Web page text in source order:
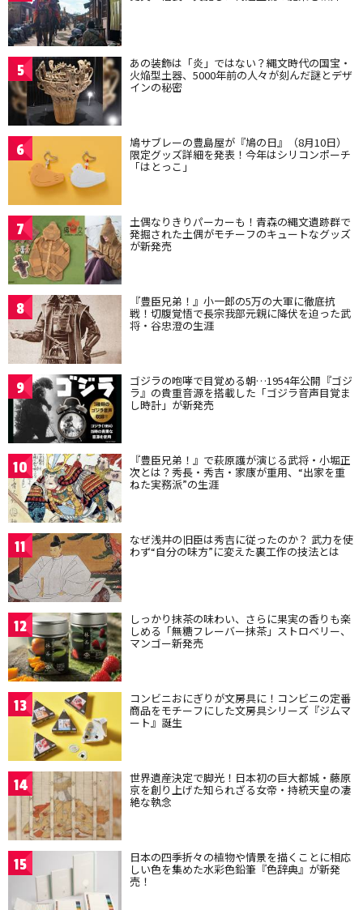
5 あの装飾は「炎」ではない？縄文時代の国宝・
火焔型土器、5000年前の人々が刻んだ謎とデザ
インの秘密
6 鳩サブレーの豊島屋が『鳩の日』（8月10日）
限定グッズ詳細を発表！今年はシリコンポーチ
「はとっこ」
7 土偶なりきりパーカーも！青森の縄文遺跡群で
発掘された土偶がモチーフのキュートなグッズ
が新発売
8 『豊臣兄弟！』小一郎の5万の大軍に徹底抗
戦！切腹覚悟で長宗我部元親に降伏を迫った武
将・谷忠澄の生涯
9 ゴジラの咆哮で目覚める朝…1954年公開『ゴジ
ラ』の貴重音源を搭載した「ゴジラ音声目覚ま
し時計」が新発売
10 『豊臣兄弟！』で萩原護が演じる武将・小堀正
次とは？秀長・秀吉・家康が重用、“出家を重
ねた実務派”の生涯
11 なぜ浅井の旧臣は秀吉に従ったのか？ 武力を使
わず“自分の味方”に変えた裏工作の技法とは
12 しっかり抹茶の味わい、さらに果実の香りも楽
しめる「無糖フレーバー抹茶」ストロベリー、
マンゴー新発売
13 コンビニおにぎりが文房具に！コンビニの定番
商品をモチーフにした文房具シリーズ『ジムマ
ート』誕生
14 世界遺産決定で脚光！日本初の巨大都城・藤原
京を創り上げた知られざる女帝・持統天皇の凄
絶な執念
15 日本の四季折々の植物や情景を描くことに相応
しい色を集めた水彩色鉛筆『色辞典』が新発
売！